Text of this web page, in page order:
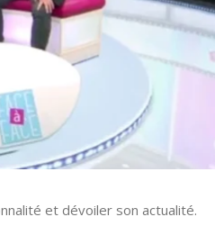
et dévoiler son actualité.